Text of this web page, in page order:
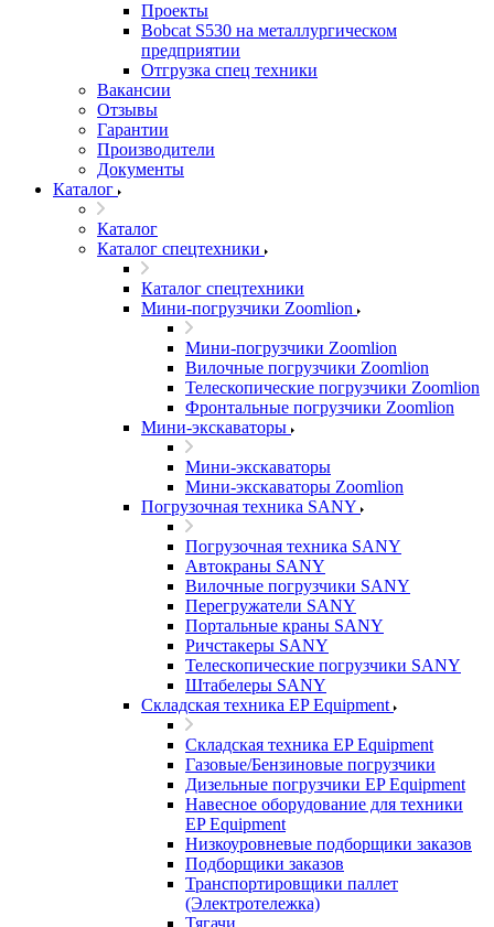
Проекты
Bobcat S530 на металлургическом
предприятии
Отгрузка спец техники
Вакансии
Отзывы
Гарантии
Производители
Документы
Каталог
Каталог
Каталог спецтехники
Каталог спецтехники
Мини-погрузчики Zoomlion
Мини-погрузчики Zoomlion
Вилочные погрузчики Zoomlion
Телескопические погрузчики Zoomlion
Фронтальные погрузчики Zoomlion
Мини-экскаваторы
Мини-экскаваторы
Мини-экскаваторы Zoomlion
Погрузочная техника SANY
Погрузочная техника SANY
Автокраны SANY
Вилочные погрузчики SANY
Перегружатели SANY
Портальные краны SANY
Ричстакеры SANY
Телескопические погрузчики SANY
Штабелеры SANY
Складская техника EP Equipment
Складская техника EP Equipment
Газовые/Бензиновые погрузчики
Дизельные погрузчики EP Equipment
Навесное оборудование для техники
EP Equipment
Низкоуровневые подборщики заказов
Подборщики заказов
Транспортировщики паллет
(Электротележка)
Тягачи